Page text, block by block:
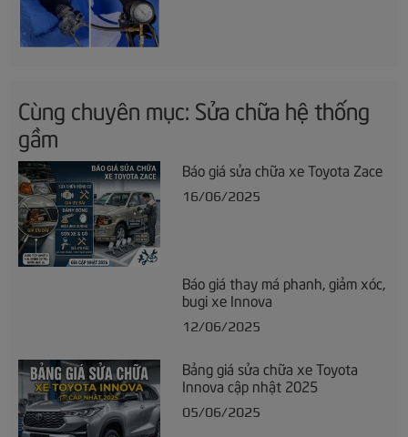
Cùng chuyên mục: Sửa chữa hệ thống
gầm
Báo giá sửa chữa xe Toyota Zace
16/06/2025
Báo giá thay má phanh, giảm xóc,
bugi xe Innova
12/06/2025
Bảng giá sửa chữa xe Toyota
Innova cập nhật 2025
05/06/2025